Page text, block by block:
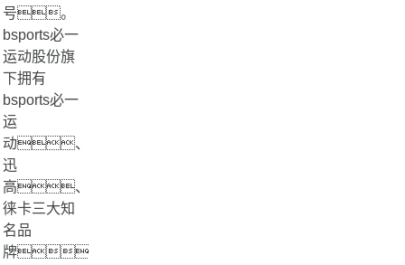
号。
bsports必一
运动股份旗
下拥有
bsports必一
运
动、
迅
高、
徕卡三大知
名品
牌。